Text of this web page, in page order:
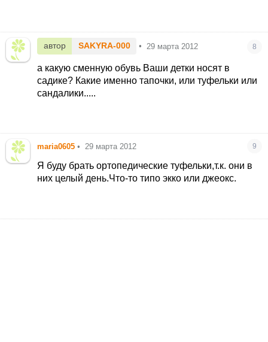
автор SAKYRA-000 • 29 марта 2012 8
а какую сменную обувь Ваши детки носят в
садике? Какие именно тапочки, или туфельки или
сандалики.....
maria0605 • 29 марта 2012 9
Я буду брать ортопедические туфельки,т.к. они в
них целый день.Что-то типо экко или джеокс.